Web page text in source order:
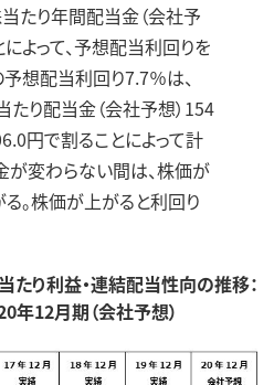
たり年間配当金（会社予
よって、予想配当利回りを
想配当利回り7.7％は、
り配当金（会社予想）154
円で割ることによって計
が変わらない間は、株価が
。株価が上がると利回り
たり利益・連結配当性向の推移：
年12月期（会社予想）